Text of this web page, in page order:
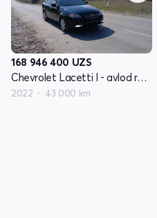
168 946 400 UZS
Chevrolet Lacetti I - avlod restayling
2022 43 000 km